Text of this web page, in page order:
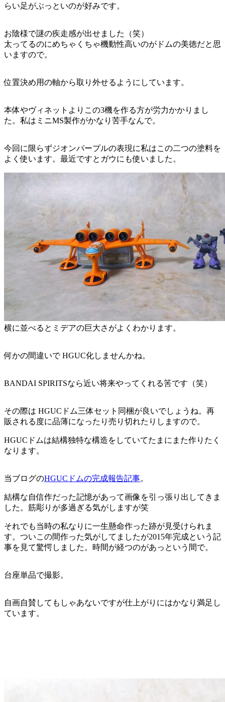
らい足がぶっといのが好みです。
お陰様で謎の疾走感が出せました（笑）
太ってるのにめちゃくちゃ機動性高いのがドムの美徳だと思
いますので。
位置決め用の軸から取り外せるようにしています。
本体やヴィネットよりこの3機を作る方が労力かかりまし
た。私はミニMS製作がかなり苦手なんで。
今回に限らずジオンパープルの表現に私はこの二つの塗料を
よく使います。最近ですとガウにも使いました。
横に並べるとミデアの巨大さがよくわかります。
何かの間違いで HGUC化しませんかね。
BANDAI SPIRITSなら近い将来やってくれる筈です（笑）
その際は HGUCドム三体セット同梱が良いでしょうね。再
販される度に品薄になったり売り切れたりしますので。
HGUCドムは結構独特な構造をしていてたまにまた作りたく
なります。
当ブログのHGUCドムの完成報告記事。
結構な自信作だった記憶があって画像を引っ張り出してきま
した。筋彫りが多過ぎる気がしますが笑
それでも当時の私なりに一生懸命作った跡が見受けられま
す。ついこの間作った気がしてましたが2015年完成という記
事を見て驚愕しました。時間が経つのがあっという間で。
台座単品で撮影。
自画自賛してもしゃあないですが仕上がりにはかなり満足し
ています。